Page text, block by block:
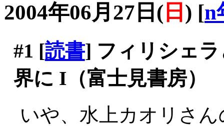
2004年06月27日( 日 ) [n
#1 [読書] フィリシェ
界に I（富士見書房）
いや、水上カオリさ